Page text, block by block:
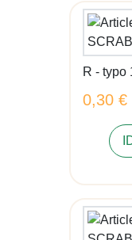
R - typo
0,30 €